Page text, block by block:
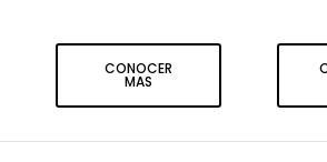
CONOCER
MAS